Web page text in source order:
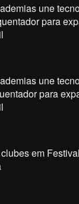
une
para
une
para
em